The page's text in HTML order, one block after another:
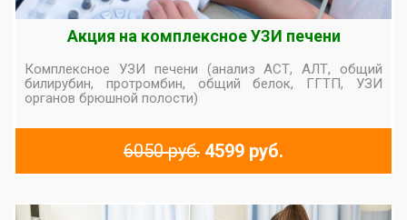
Акция на комплексное УЗИ печени
Комплексное УЗИ печени (анализ АСТ, АЛТ, общий
билирубин, протромбин, общий белок, ГГТП, УЗИ
органов брюшной полости)
6050 руб. 4599 руб.